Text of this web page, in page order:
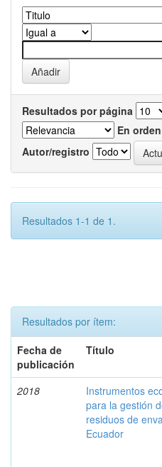
Resultados por página
En orden
Autor/registro
Resultados 1-1 de 1.
Resultados por ítem:
Fecha de
publicación
Título
2018
Instrumentos
para la gestión
residuos de
Ecuador